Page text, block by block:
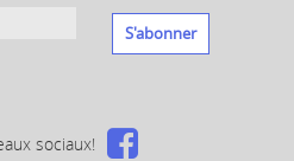
S'abonner
sociaux!